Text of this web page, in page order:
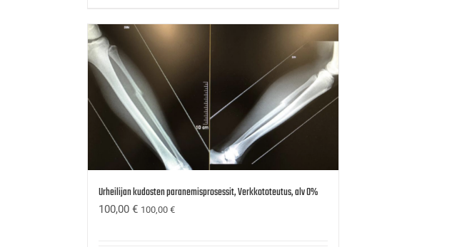
Urheilijan kudosten paranemisprosessit, Verkkototeutus, alv 0%
100,00 € 100,00 €